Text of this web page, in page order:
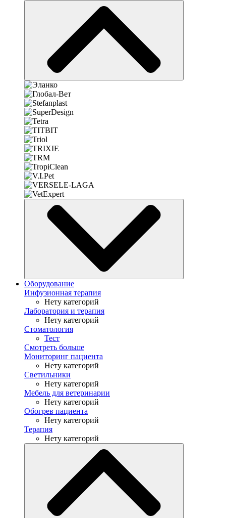
Оборудование
Инфузионная терапия
Нету категорий
Лаборатория и терапия
Нету категорий
Стоматология
Тест
Смотреть больше
Мониторинг пациента
Нету категорий
Светильники
Нету категорий
Мебель для ветеринарии
Нету категорий
Обогрев пациента
Нету категорий
Терапия
Нету категорий